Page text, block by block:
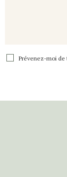
Prévenez-moi de